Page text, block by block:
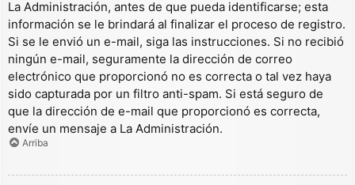
La Administración, antes de que pueda identificarse; esta
información se le brindará al finalizar el proceso de registro.
Si se le envió un e-mail, siga las instrucciones. Si no recibió
ningún e-mail, seguramente la dirección de correo
electrónico que proporcionó no es correcta o tal vez haya
sido capturada por un filtro anti-spam. Si está seguro de
que la dirección de e-mail que proporcionó es correcta,
envíe un mensaje a La Administración.
Arriba